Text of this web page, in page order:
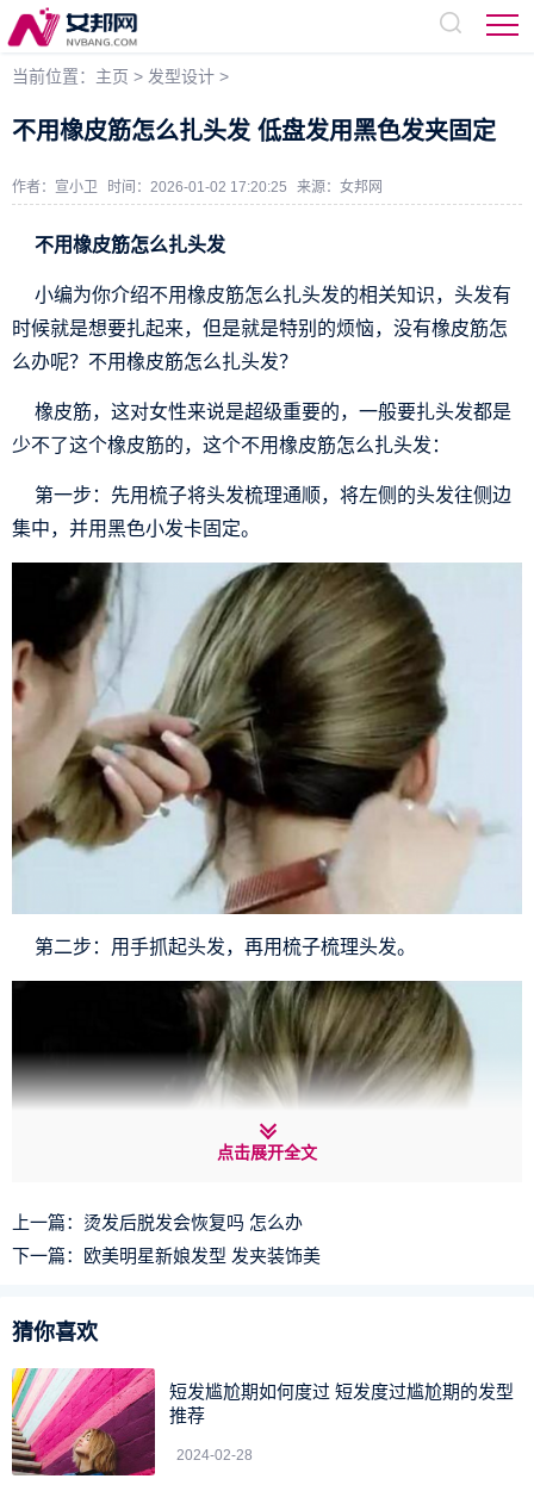
当前位置： 主页 > 发型设计 >
不用橡皮筋怎么扎头发 低盘发用黑色发夹固定
作者：宣小卫 时间：2026-01-02 17:20:25 来源： 女邦网
不用橡皮筋怎么扎头发
小编为你介绍不用橡皮筋怎么扎头发的相关知识，头发有
时候就是想要扎起来，但是就是特别的烦恼，没有橡皮筋怎
么办呢？不用橡皮筋怎么扎头发？
橡皮筋，这对女性来说是超级重要的，一般要扎头发都是
少不了这个橡皮筋的，这个不用橡皮筋怎么扎头发：
第一步：先用梳子将头发梳理通顺，将左侧的头发往侧边
集中，并用黑色小发卡固定。
第二步：用手抓起头发，再用梳子梳理头发。
第三步：发束向右扭转，遮盖住固定头发的黑色小发夹。
点击展开全文
上一篇： 烫发后脱发会恢复吗 怎么办
下一篇：
欧美明星新娘发型 发夹装饰美
猜你喜欢
短发尴尬期如何度过 短发度过尴尬期的发型
推荐
2024-02-28